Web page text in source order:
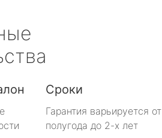
Сроки
Гарантия варьируется от
полугода до 2-х лет